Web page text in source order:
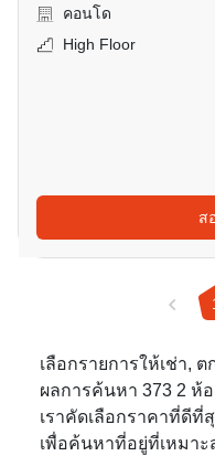
คอนโด
High Floor
ส
เลือกรายการให้เช่า,
ผลการค้นหา 373 2 ห้
เราคัดเลือกราคาที่ดีที่
เพื่อค้นหาที่อยู่ที่เหมา